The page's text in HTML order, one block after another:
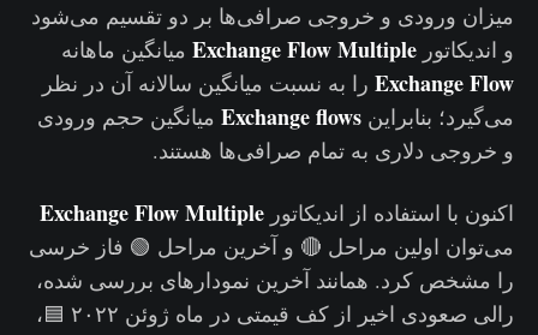
میزان ورودی و خروجی صرافی‌ها بر دو تقسیم می‌شود
و اندیکاتور Exchange Flow Multiple میانگین ماهانه
Exchange Flow را به نسبت میانگین سالانه آن در نظر
می‌گیرد؛ بنابراین Exchange flows میانگین حجم ورودی
و خروجی دلاری به تمام صرافی‌ها هستند.
اکنون با استفاده از اندیکاتور Exchange Flow Multiple
می‌توان اولین مراحل 🔴 و آخرین مراحل 🟢 فاز خرسی
را مشخص کرد. همانند آخرین نمودارهای بررسی شده،
رالی صعودی اخیر از کف قیمتی در ماه ژوئن ۲۰۲۲ 🟦،